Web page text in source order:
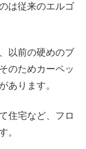
は従来のエルゴ
以前の硬めのブ
のためカーペッ
あります。
住宅など、フロ
。